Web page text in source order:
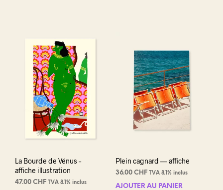
La Bourde de Vénus –
affiche illustration
47.00 CHF TVA 8.1% inclus
Plein cagnard — affiche
36.00 CHF TVA 8.1% inclus
AJOUTER AU PANIER